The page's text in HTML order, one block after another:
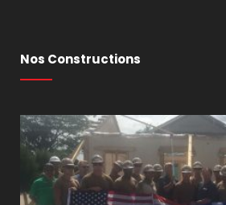
Nos Constructions